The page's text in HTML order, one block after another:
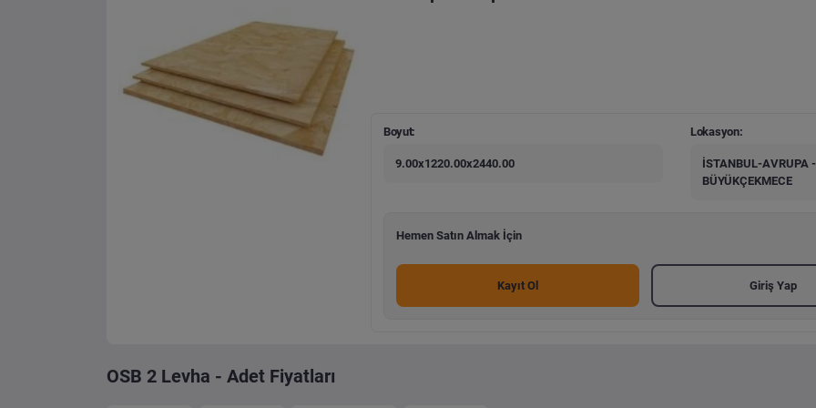
Boyut:
9.00x1220.00x2440.00
Lokasyon:
İSTANBUL-AVRUPA -
BÜYÜKÇEKMECE
Hemen Satın Almak İçin
Kayıt Ol Giriş Yap
OSB 2 Levha - Adet Fiyatları